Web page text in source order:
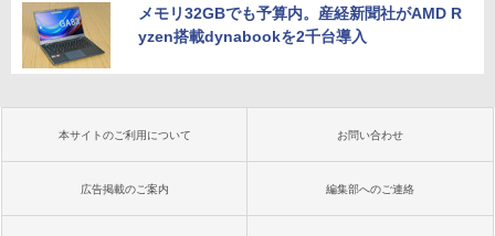
メモリ32GBでも予算内。産経新聞社がAMD R
yzen搭載dynabookを2千台導入
本サイトのご利用について お問い合わせ
広告掲載のご案内 編集部へのご連絡